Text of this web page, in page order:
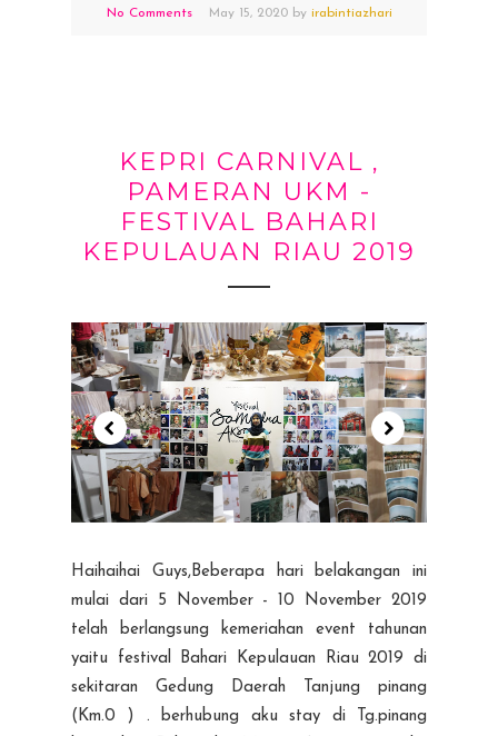
No Comments May 15,2020 by irabintiazhari
KEPRI CARNIVAL ,
PAMERAN UKM -
FESTIVAL BAHARI
KEPULAUAN RIAU 2019
Haihaihai Guys,Beberapa hari belakangan ini
mulai dari 5 November - 10 November 2019
telah berlangsung kemeriahan event tahunan
yaitu festival Bahari Kepulauan Riau 2019 di
sekitaran Gedung Daerah Tanjung pinang
(Km.0 ) . berhubung aku stay di Tg.pinang